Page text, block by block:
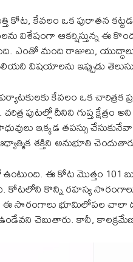
కోట, కేవలం ఒక పురాతన
విశేషంగా ఆకర్షిస్తున్న ఈ
ఎంతో మంది రాజులు,
విషయాలను ఇప్పుడు
కేవలం ఒక
పుటల్లో దీనిని గుప్త క్షేత్రం
ఇక్కడ తపస్సు
శక్తిని అనుభూతి
ఈ కోట మొత్తం 101
కోటలోని కొన్ని రహస్య
ఈ సొరంగాలు భూమిలోపల
ఉండేవని చెబుతారు. కానీ,